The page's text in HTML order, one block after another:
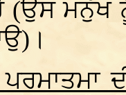
ਮਨੁੱਖ